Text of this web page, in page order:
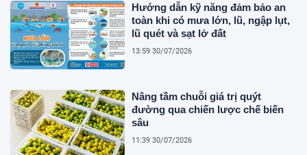
Hướng dẫn kỹ năng đảm bảo an
toàn khi có mưa lớn, lũ, ngập lụt,
lũ quét và sạt lở đất
13:59 30/07/2026
Nâng tầm chuỗi giá trị quýt
đường qua chiến lược chế biến
sâu
11:39 30/07/2026